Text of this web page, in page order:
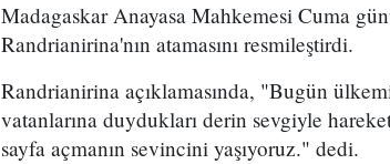
Madagaskar Anayasa Mahkemesi Cuma
Randrianirina'nın atamasını resmileştirdi.
Randrianirina açıklamasında, "Bugün
vatanlarına duydukları derin sevgiyle
sayfa açmanın sevincini yaşıyoruz." dedi.